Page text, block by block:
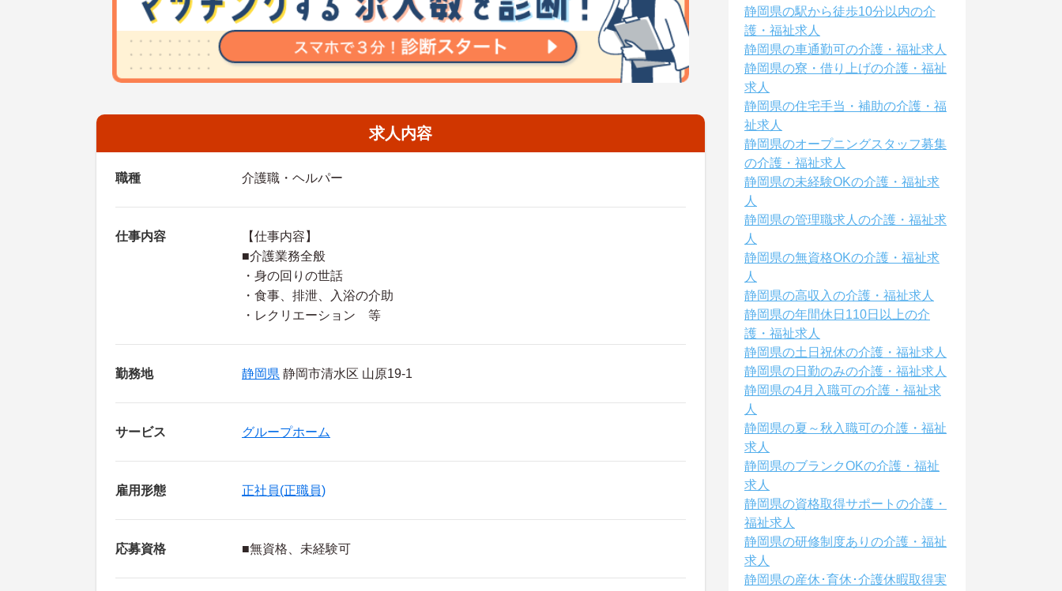
求人内容
職種 介護職・ヘルパー
仕事内容
【仕事内容】
■介護業務全般
・身の回りの世話
・食事、排泄、入浴の介助
・レクリエーション 等
勤務地 静岡県 静岡市清水区 山原19-1
サービス グループホーム
雇用形態 正社員(正職員)
応募資格 ■無資格、未経験可
静岡県の駅から徒歩10分以内の介
護・福祉求人
静岡県の車通勤可の介護・福祉求人
静岡県の寮・借り上げの介護・福祉
求人
静岡県の住宅手当・補助の介護・福
祉求人
静岡県のオープニングスタッフ募集
の介護・福祉求人
静岡県の未経験OKの介護・福祉求
人
静岡県の管理職求人の介護・福祉求
人
静岡県の無資格OKの介護・福祉求
人
静岡県の高収入の介護・福祉求人
静岡県の年間休日110日以上の介
護・福祉求人
静岡県の土日祝休の介護・福祉求人
静岡県の日勤のみの介護・福祉求人
静岡県の4月入職可の介護・福祉求
人
静岡県の夏～秋入職可の介護・福祉
求人
静岡県のブランクOKの介護・福祉
求人
静岡県の資格取得サポートの介護・
福祉求人
静岡県の研修制度ありの介護・福祉
求人
静岡県の産休･育休･介護休暇取得実